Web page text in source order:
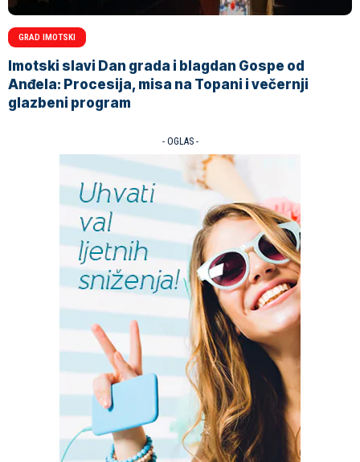
GRAD IMOTSKI
Imotski slavi Dan grada i blagdan Gospe od
Anđela: Procesija, misa na Topani i večernji
glazbeni program
- OGLAS -